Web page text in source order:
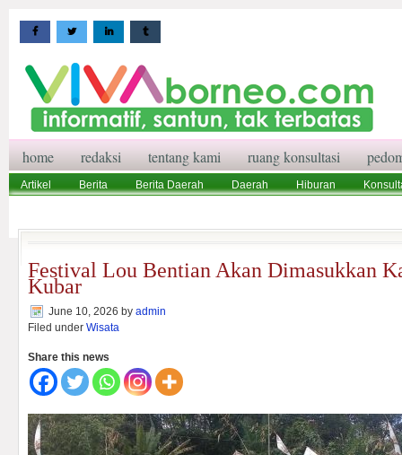
home redaksi tentang kami ruang konsultasi
Artikel Berita Berita Daerah Daerah Hiburan
Festival Lou Bentian Akan Dimasukkan
Kubar
June 10, 2026 by admin
Filed under Wisata
Share this news